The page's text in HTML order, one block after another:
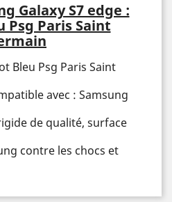
Galaxy S7 edge :
Psg Paris Saint
Bleu Psg Paris Saint
avec : Samsung
de qualité, surface
contre les chocs et